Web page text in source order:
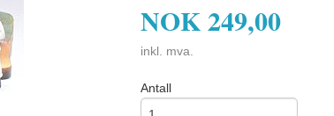
NOK249,00
inkl. mva.
Antall